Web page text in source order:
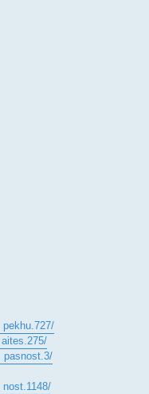
pasnost.3/